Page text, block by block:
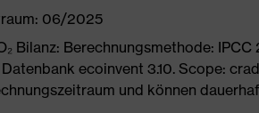
06/2025
Bilanz: Berechnungsmethode: IPCC
Datenbank ecoinvent 3.10. Scope:
und können